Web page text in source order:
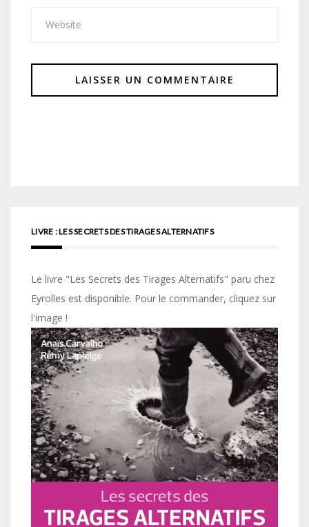
LIVRE : LES SECRETS DES TIRAGES ALTERNATIFS
Le livre "Les Secrets des Tirages Alternatifs" paru chez
Eyrolles est disponible. Pour le commander, cliquez sur
l'image !